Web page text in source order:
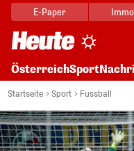
E-Paper Immo
ÖsterreichSport
Startseite Sport Fussball